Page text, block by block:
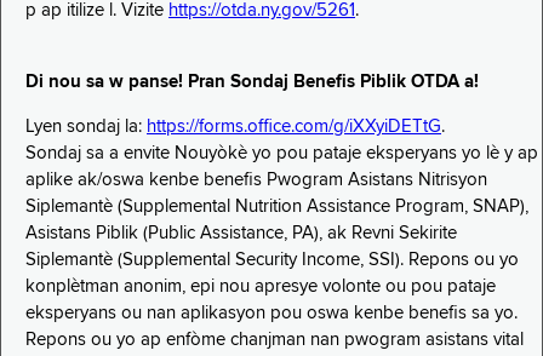
p ap itilize l. Vizite https://otda.ny.gov/5261 .
Di nou sa w panse! Pran Sondaj Benefis Piblik OTDA a!
Lyen sondaj la: https://forms.office.com/g/iXXyiDETtG.
Sondaj sa a envite Nouyòkè yo pou pataje eksperyans yo lè y ap
aplike ak/oswa kenbe benefis Pwogram Asistans Nitrisyon
Siplemantè (Supplemental Nutrition Assistance Program, SNAP),
Asistans Piblik (Public Assistance, PA), ak Revni Sekirite
Siplemantè (Supplemental Security Income, SSI). Repons ou yo
konplètman anonim, epi nou apresye volonte ou pou pataje
eksperyans ou nan aplikasyon pou oswa kenbe benefis sa yo.
Repons ou yo ap enfòme chanjman nan pwogram asistans vital